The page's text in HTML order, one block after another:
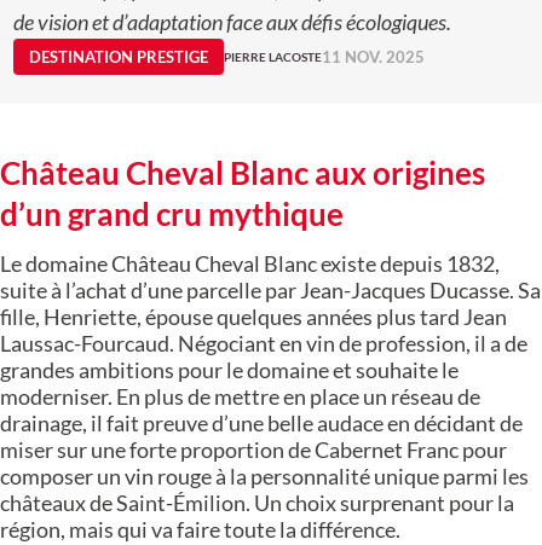
de vision et d’adaptation face aux défis écologiques.
DESTINATION PRESTIGE PIERRE LACOSTE11 NOV. 2025
Château Cheval Blanc aux origines
d’un grand cru mythique
Le domaine Château Cheval Blanc existe depuis 1832,
suite à l’achat d’une parcelle par Jean-Jacques Ducasse. Sa
fille, Henriette, épouse quelques années plus tard Jean
Laussac-Fourcaud. Négociant en vin de profession, il a de
grandes ambitions pour le domaine et souhaite le
moderniser. En plus de mettre en place un réseau de
drainage, il fait preuve d’une belle audace en décidant de
miser sur une forte proportion de Cabernet Franc pour
composer un vin rouge à la personnalité unique parmi les
châteaux de Saint-Émilion. Un choix surprenant pour la
région, mais qui va faire toute la différence.